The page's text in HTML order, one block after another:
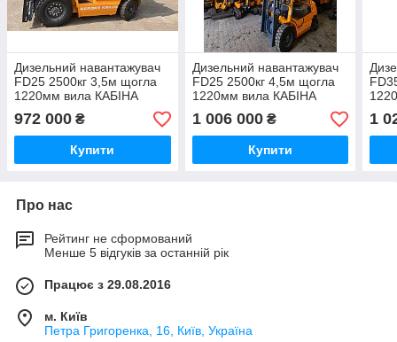
Дизельний навантажувач
FD25 2500кг 3,5м щогла
1220мм вила КАБІНА
972 000 ₴
Купити
Дизельний навантажувач
FD25 2500кг 4,5м щогла
1220мм вила КАБІНА
1 006 000₴
Купити
1
Про нас
Рейтинг не сформований
Менше 5 відгуків за останній рік
Працює з 29.08.2016
м. Київ
Петра Григоренка, 16, Київ, Україна